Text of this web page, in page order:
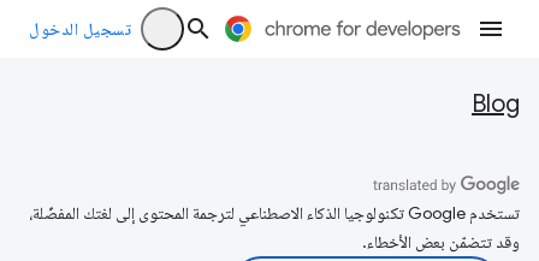
تسجيل الدخول
Blog
تستخدم Google تكنولوجيا الذكاء الاصطناعي لترجمة المحتوى إلى لغتك المفضّلة،
وقد تتضمّن بعض الأخطاء.